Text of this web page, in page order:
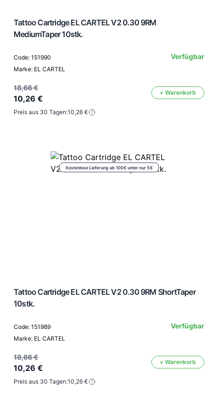
Tattoo Cartridge EL CARTEL V2 0.30 9RM
MediumTaper 10stk.
Code: 151990
Marke: EL CARTEL
Verfügbar
18,66 €
10,26 €
+ Warenkorb
Preis aus 30 Tagen:10,26 €
Kostenlose Lieferung ab 100€ unter nur 5€
Tattoo Cartridge EL CARTEL V2 0.30 9RM ShortTaper
10stk.
Code: 151989
Marke: EL CARTEL
Verfügbar
18,66 €
10,26 €
+ Warenkorb
Preis aus 30 Tagen:10,26 €